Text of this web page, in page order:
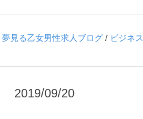
夢見る乙女男性求人ブログ/ ビジネス
2019/09/20